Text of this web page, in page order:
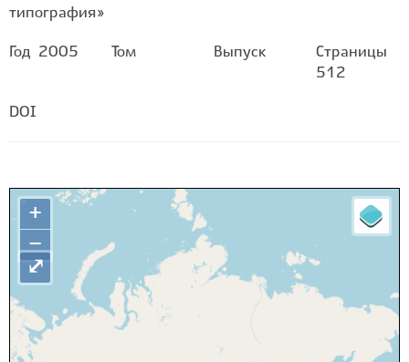
типография»
Год 2005 Том Выпуск
Страницы
512
DOI
+
−
⤢